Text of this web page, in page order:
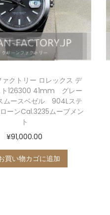
ァクトリー ロレックス デ
ト126300 41mm グレー
ムースベゼル 904Lステ
ーンCal.3235ムーブメン
ト
¥91,000.00
買い物カゴに追加